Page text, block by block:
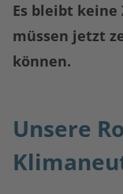
Es bleibt
müssen jetzt
können.
Unsere